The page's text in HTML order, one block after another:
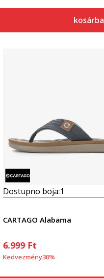
kosárba
Összehasonlítás
Dostupno boja:1
CARTAGO Alabama
6.999 Ft
Kedvezmény30%